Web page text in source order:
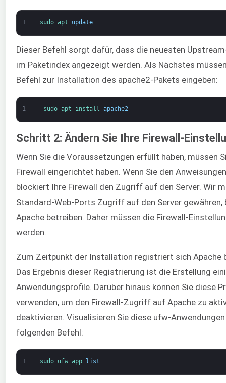
1 sudo apt update
Dieser Befehl sorgt dafür, dass die neuesten
im Paketindex angezeigt werden. Als Nächstes
Befehl zur Installation des apache2-Pakets eingeben:
1 sudo apt install apache2
Schritt 2: Ändern Sie Ihre Firewall-
Wenn Sie die Voraussetzungen erfüllt haben, müssen
Firewall eingerichtet haben. Wenn Sie den
blockiert Ihre Firewall den Zugriff auf den Server. Wir
Standard-Web-Ports Zugriff auf den Server gewähren,
Apache betreiben. Daher müssen die Firewall-
werden.
Zum Zeitpunkt der Installation registriert sich Apache
Das Ergebnis dieser Registrierung ist die Erstellung
Anwendungsprofile. Darüber hinaus können Sie diese
verwenden, um den Firewall-Zugriff auf Apache zu
deaktivieren. Visualisieren Sie diese ufw-
folgenden Befehl:
1 sudo ufw app list